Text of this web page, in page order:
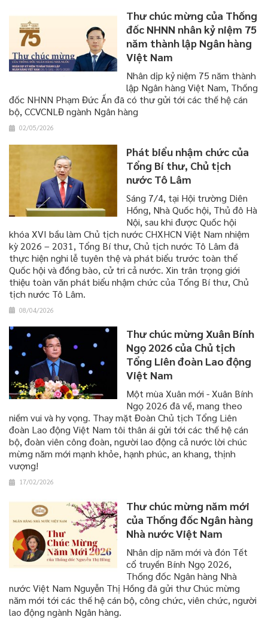
Thư chúc mừng của Thống
đốc NHNN nhân kỷ niệm 75
năm thành lập Ngân hàng
Việt Nam
Nhân dịp kỷ niệm 75 năm thành
lập Ngân hàng Việt Nam, Thống
đốc NHNN Phạm Đức Ấn đã có thư gửi tới các thế hệ cán
bộ, CCVCNLĐ ngành Ngân hàng
02/05/2026
Phát biểu nhậm chức của
Tổng Bí thư, Chủ tịch
nước Tô Lâm
Sáng 7/4, tại Hội trường Diên
Hồng, Nhà Quốc hội, Thủ đô Hà
Nội, sau khi được Quốc hội
khóa XVI bầu làm Chủ tịch nước CHXHCN Việt Nam nhiệm
kỳ 2026 – 2031, Tổng Bí thư, Chủ tịch nước Tô Lâm đã
thực hiện nghi lễ tuyên thệ và phát biểu trước toàn thể
Quốc hội và đồng bào, cử tri cả nước. Xin trân trọng giới
thiệu toàn văn phát biểu nhậm chức của Tổng Bí thư, Chủ
tịch nước Tô Lâm.
08/04/2026
Thư chúc mừng Xuân Bính
Ngọ 2026 của Chủ tịch
Tổng Liên đoàn Lao động
Việt Nam
Một mùa Xuân mới - Xuân Bính
Ngọ 2026 đã về, mang theo
niềm vui và hy vọng. Thay mặt Đoàn Chủ tịch Tổng Liên
đoàn Lao động Việt Nam tôi thân ái gửi tới các thế hệ cán
bộ, đoàn viên công đoàn, người lao động cả nước lời chúc
mừng năm mới mạnh khỏe, hạnh phúc, an khang, thịnh
vượng!
17/02/2026
Thư chúc mừng năm mới
của Thống đốc Ngân hàng
Nhà nước Việt Nam
Nhân dịp năm mới và đón Tết
cổ truyền Bính Ngọ 2026,
Thống đốc Ngân hàng Nhà
nước Việt Nam Nguyễn Thị Hồng đã gửi thư Chúc mừng
năm mới tới các thế hệ cán bộ, công chức, viên chức, người
lao động ngành Ngân hàng.